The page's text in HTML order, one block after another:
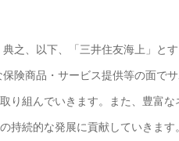
之、以下、「三井住友海上」と
険商品・サービス提供等の面で
り組んでいきます。また、豊富
持続的な発展に貢献していきます。